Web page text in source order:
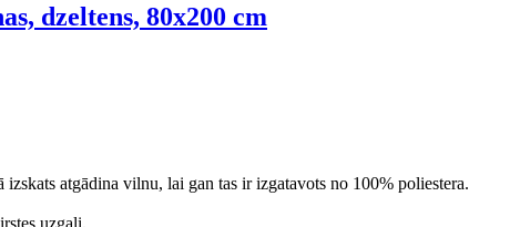
dzeltens, 80x200 cm
atgādina vilnu, lai gan tas ir izgatavots no 100% poliestera.
uzgali.